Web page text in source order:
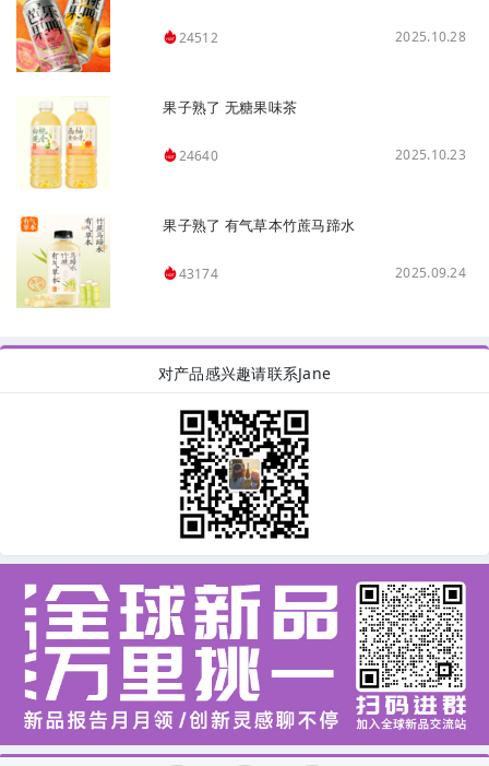
24512 2025.10.28
果子熟了 无糖果味茶
24640 2025.10.23
果子熟了 有气草本竹蔗马蹄水
43174 2025.09.24
对产品感兴趣请联系Jane